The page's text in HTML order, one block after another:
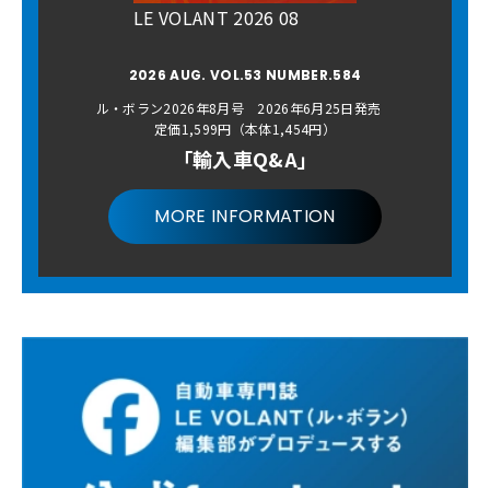
LE VOLANT 2026 08
2026 AUG. VOL.53 NUMBER.584
ル・ボラン2026年8月号 2026年6月25日発売
定価1,599円（本体1,454円）
「輸入車Q&A」
MORE INFORMATION